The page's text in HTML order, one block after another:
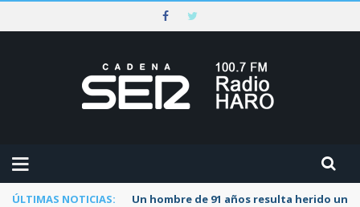
ÚLTIMAS NOTICIAS: Un hombre de 91 años resulta herido